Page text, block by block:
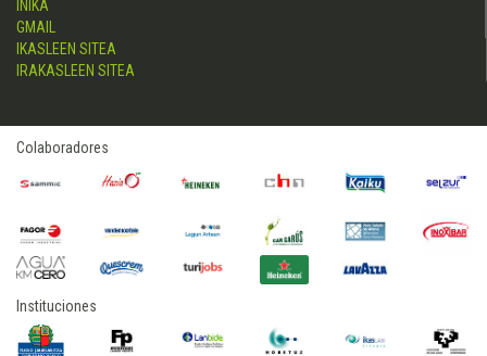
INIKA
GMAIL
IKASLEEN SITEA
IRAKASLEEN SITEA
Colaboradores
Instituciones